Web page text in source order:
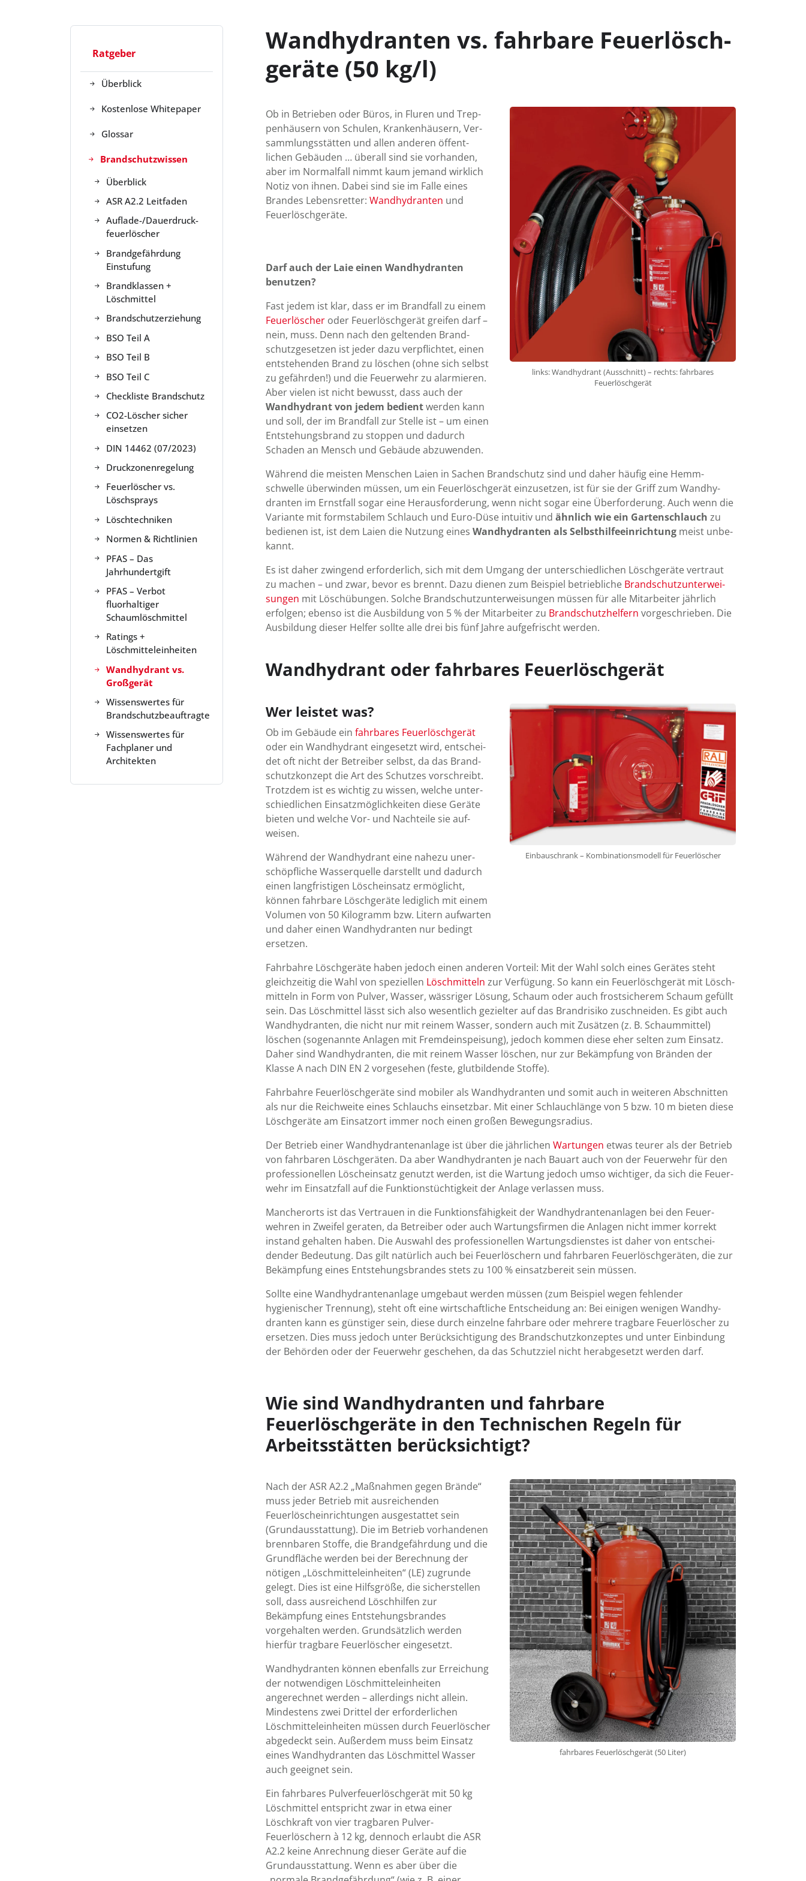
Ratgeber
Überblick
Kostenlose Whitepaper
Glossar
Brandschutzwissen
Überblick
ASR A2.2 Leitfaden
Auflade-/Dauer­druck­
feuerlöscher
Brandgefährdung
Einstufung
Brandklassen +
Löschmittel
Brandschutzerziehung
BSO Teil A
BSO Teil B
BSO Teil C
Checkliste Brandschutz
CO2-Löscher sicher
einsetzen
DIN 14462 (07/2023)
Druckzonenregelung
Feuerlöscher vs.
Löschsprays
Löschtechniken
Normen & Richtlinien
PFAS – Das
Jahrhundertgift
PFAS – Verbot
fluorhaltiger
Schaumlöschmittel
Ratings +
Löschmitteleinheiten
Wandhydrant vs.
Großgerät
Wissenswertes für
Brandschutzbeauftragte
Wissenswertes für
Fachplaner und
Architekten
Wandhydranten vs. fahrbare Feuer­lösch­
geräte (50 kg/l)
Ob in Betrieben oder Büros, in Fluren und Trep­
pen­häusern von Schulen, Kranken­häusern, Ver­
samm­lungs­stätten und allen anderen öffent­
lichen Gebäu­den … überall sind sie vor­handen,
aber im Normal­fall nimmt kaum jemand wirk­lich
Notiz von ihnen. Dabei sind sie im Falle eines
Brandes Lebens­retter: Wand­hydran­ten und
Feuer­lösch­geräte.
Darf auch der Laie einen Wandhydranten
benutzen?
Fast jedem ist klar, dass er im Brand­fall zu einem
Feuer­löscher oder Feuer­lösch­gerät greifen darf –
nein, muss. Denn nach den geltenden Brand­
schutz­gesetzen ist jeder dazu ver­pflichtet, einen
ent­stehenden Brand zu löschen (ohne sich selbst
zu gefährden!) und die Feuer­wehr zu alar­mieren.
Aber vielen ist nicht bewusst, dass auch der
Wand­hy­drant von jedem bedientwerden kann
und soll, der im Brand­fall zur Stelle ist – um einen
Ent­ste­hungs­brand zu stoppen und dadurch
Schaden an Mensch und Gebäude abzuwenden.
links: Wandhydrant (Ausschnitt) – rechts: fahrbares
Feuerlöschgerät
Während die meisten Menschen Laien in Sachen Brand­schutz sind und daher häufig eine Hemm­
schwelle über­winden müssen, um ein Feuer­lösch­gerät ein­zu­setzen, ist für sie der Griff zum Wand­hy­
dranten im Ernst­fall so­gar eine Her­aus­for­derung, wenn nicht sogar eine Über­for­derung. Auch wenn die
Variante mit form­stabilem Schlauch und Euro-Düse intuitiv und ähnlich wie ein Garten­schlauch zu
bedienen ist, ist dem Laien die Nutzung eines Wand­hy­dran­ten als Selbst­hilfe­ein­rich­tung meist un­be­
kannt.
Es ist daher zwingend er­for­derlich, sich mit dem Um­gang der unter­schied­lichen Lösch­geräte ver­traut
zu machen – und zwar, bevor es brennt. Dazu dienen zum Beispiel betrieb­liche Brand­schutz­unter­wei­
sungen mit Lösch­übungen. Solche Brand­schutz­unter­wei­sungen müssen für alle Mit­arbeiter jähr­lich
erfolgen; ebenso ist die Aus­bildung von 5 % der Mit­arbeiter zu Brand­schutz­helfern vor­ge­schrieben. Die
Aus­bildung dieser Helfer sollte alle drei bis fünf Jahre auf­ge­frischt werden.
Wandhydrant oder fahrbares Feuerlöschgerät
Wer leistet was?
Ob im Gebäude ein fahr­bares Feuer­lösch­gerät
oder ein Wand­hy­drant ein­ge­setzt wird, ent­schei­
det oft nicht der Betreiber selbst, da das Brand­
schutz­kon­zept die Art des Schutzes vor­schreibt.
Trotz­dem ist es wichtig zu wissen, welche unter­
schied­lichen Ein­satz­mög­lich­keiten diese Geräte
bieten und welche Vor- und Nach­teile sie auf­
weisen.
Während der Wand­hy­drant eine nahezu uner­
schöpf­liche Wasser­quelle dar­stellt und da­durch
einen lang­fris­tigen Lösch­ein­satz er­mög­licht,
können fahr­bare Lösch­ge­räte ledig­lich mit einem
Volumen von 50 Kilo­gramm bzw. Litern auf­warten
und daher einen Wand­hy­dran­ten nur bedingt
ersetzen.
Einbauschrank – Kombinationsmodell für Feuerlöscher
Fahrbahre Lösch­geräte haben jedoch einen anderen Vorteil: Mit der Wahl solch eines Gerätes steht
gleich­zeitig die Wahl von spezi­ellen Lösch­mitteln zur Ver­fügung. So kann ein Feuer­lösch­gerät mit Lösch­
mitteln in Form von Pulver, Wasser, wässriger Lösung, Schaum oder auch frost­sicherem Schaum gefüllt
sein. Das Lösch­mittel lässt sich also wesent­lich gezielter auf das Brand­risiko zu­schneiden. Es gibt auch
Wand­hy­dranten, die nicht nur mit reinem Wasser, sondern auch mit Zusätzen (z. B. Schaum­mittel)
löschen (so­ge­nannte Anlagen mit Fremd­ein­speisung), jedoch kommen diese eher selten zum Ein­satz.
Daher sind Wand­hy­dran­ten, die mit reinem Wasser löschen, nur zur Bekämp­fung von Bränden der
Klasse A nach DIN EN 2 vor­ge­sehen (feste, glut­bildende Stoffe).
Fahrbahre Feuer­lösch­geräte sind mobiler als Wand­hy­dran­ten und somit auch in weiteren Ab­schnitten
als nur die Reich­weite eines Schlauchs ein­setz­bar. Mit einer Schlauch­länge von 5 bzw. 10 m bieten diese
Lösch­geräte am Ein­satz­ort immer noch einen großen Bewegung­sradius.
Der Betrieb einer Wand­hy­dran­ten­anlage ist über die jähr­lichen Wartungen etwas teurer als der Betrieb
von fahr­baren Lösch­geräten. Da aber Wand­hy­dran­ten je nach Bau­art auch von der Feuer­wehr für den
pro­fes­sio­nellen Lösch­einsatz genutzt werden, ist die Wartung jedoch umso wichtiger, da sich die Feuer­
wehr im Ein­satz­fall auf die Funk­tions­tüch­tig­keit der Anlage ver­lassen muss.
Mancher­orts ist das Ver­trauen in die Funk­tions­fähig­keit der Wand­hy­dran­ten­anlagen bei den Feuer­
wehren in Zweifel geraten, da Betreiber oder auch Wartungs­firmen die Anlagen nicht immer korrekt
instand gehalten haben. Die Auswahl des pro­fes­sio­nellen Wartungs­dienstes ist da­her von ent­schei­
dender Bedeutung. Das gilt natürlich auch bei Feuer­löschern und fahr­baren Feuer­lösch­geräten, die zur
Bekämpfung eines Ent­ste­hungs­brandes stets zu 100 % ein­satz­bereit sein müssen.
Sollte eine Wand­hy­dran­ten­anlage um­gebaut werden müssen (zum Beispiel wegen fehlender
hygienischer Trennung), steht oft eine wirt­schaft­liche Ent­schei­dung an: Bei einigen wenigen Wand­hy­
dran­ten kann es günstiger sein, diese durch einzelne fahr­bare oder mehrere trag­bare Feuer­löscher zu
er­setzen. Dies muss jedoch unter Berück­sich­ti­gung des Brand­schutz­kon­zeptes und unter Ein­bin­dung
der Behörden oder der Feuer­wehr geschehen, da das Schutz­ziel nicht herab­gesetzt werden darf.
Wie sind Wandhydranten und fahrbare
Feuerlöschgeräte in den Technischen Regeln für
Arbeitsstätten berücksichtigt?
Nach der ASR A2.2 „Maßnahmen gegen Brände“
muss jeder Betrieb mit ausreichenden
Feuerlöscheinrichtungen ausgestattet sein
(Grundausstattung). Die im Betrieb vorhandenen
brennbaren Stoffe, die Brandgefährdung und die
Grundfläche werden bei der Berechnung der
nötigen „Löschmitteleinheiten“ (LE) zugrunde
gelegt. Dies ist eine Hilfsgröße, die sicherstellen
soll, dass ausreichend Löschhilfen zur
Bekämpfung eines Entstehungsbrandes
vorgehalten werden. Grundsätzlich werden
hierfür tragbare Feuerlöscher eingesetzt.
Wandhydranten können ebenfalls zur Erreichung
der notwendigen Löschmitteleinheiten
angerechnet werden – allerdings nicht allein.
Mindestens zwei Drittel der erforderlichen
Löschmitteleinheiten müssen durch Feuerlöscher
abgedeckt sein. Außerdem muss beim Einsatz
eines Wandhydranten das Löschmittel Wasser
auch geeignet sein.
Ein fahrbares Pulverfeuerlöschgerät mit 50 kg
Löschmittel entspricht zwar in etwa einer
Löschkraft von vier tragbaren Pulver-
Feuerlöschern à 12 kg, dennoch erlaubt die ASR
A2.2 keine Anrechnung dieser Geräte auf die
Grundausstattung. Wenn es aber über die
fahrbares Feuerlöschgerät (50 Liter)